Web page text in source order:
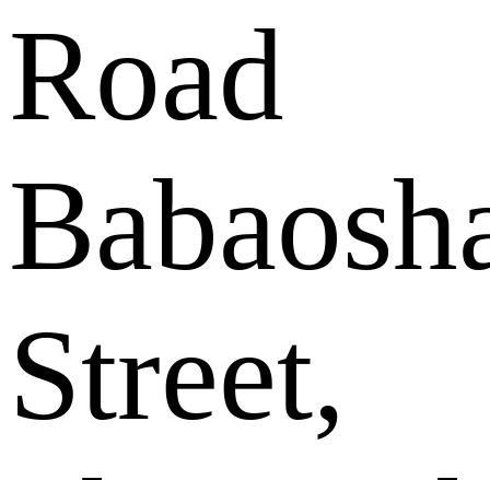
Road
Street,